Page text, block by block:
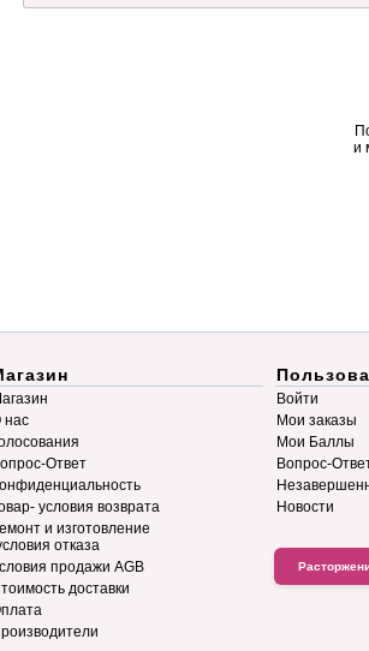
и
нас
Ответ
условия возврата
и изготовление
отказа
продажи AGB
доставки
Войти
Мои заказы
Мои Баллы
Вопрос-
Новости